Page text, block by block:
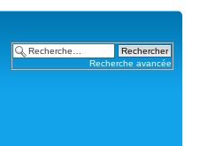
Recherche avancée